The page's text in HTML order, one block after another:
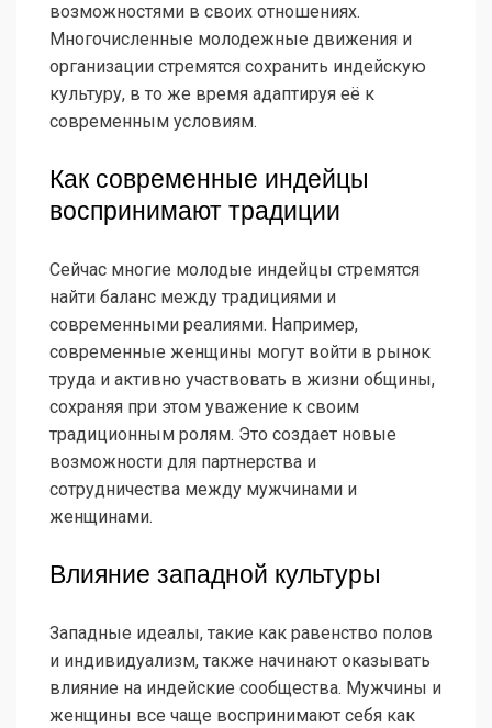
возможностями в своих отношениях.
Многочисленные молодежные движения и
организации стремятся сохранить индейскую
культуру, в то же время адаптируя её к
современным условиям.
Как современные индейцы
воспринимают традиции
Сейчас многие молодые индейцы стремятся
найти баланс между традициями и
современными реалиями. Например,
современные женщины могут войти в рынок
труда и активно участвовать в жизни общины,
сохраняя при этом уважение к своим
традиционным ролям. Это создает новые
возможности для партнерства и
сотрудничества между мужчинами и
женщинами.
Влияние западной культуры
Западные идеалы, такие как равенство полов
и индивидуализм, также начинают оказывать
влияние на индейские сообщества. Мужчины и
женщины все чаще воспринимают себя как